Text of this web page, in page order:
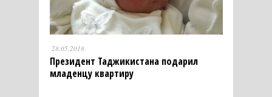
28.05.2018
Президент Таджикистана подарил
младенцу квартиру